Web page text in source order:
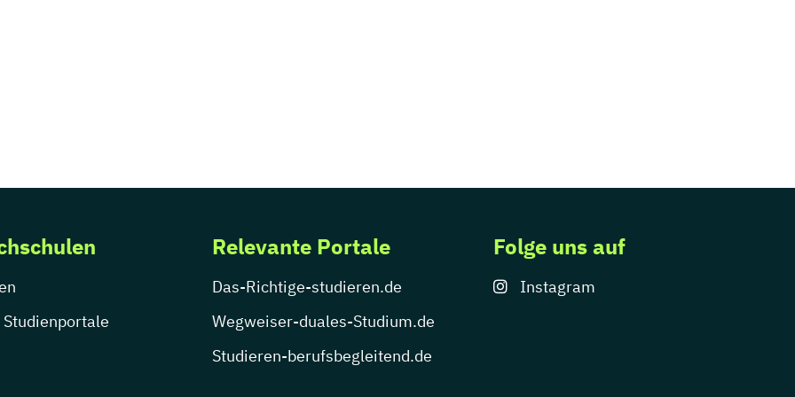
Relevante Portale
Das-Richtige-studieren.de
Wegweiser-duales-Studium.de
Studieren-berufsbegleitend.de
Folge uns auf
Instagram